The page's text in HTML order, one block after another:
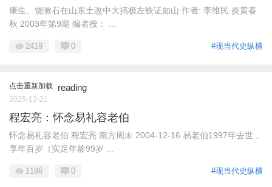
康生、饶漱石在山东土改中大搞极左铁证如山 作者: 李维民 炎黄春
秋 2003年第9期 编者按： ...
#现当代史纵横
2419 0
点击重新加载 reading
2025-12-21
程宏亮：怀念易礼容老伯
怀念易礼容老伯 程宏亮 南方周末 2004-12-16 易老伯1997年去世，
享年百岁（实足年龄99岁 ...
#现当代史纵横
1196 0